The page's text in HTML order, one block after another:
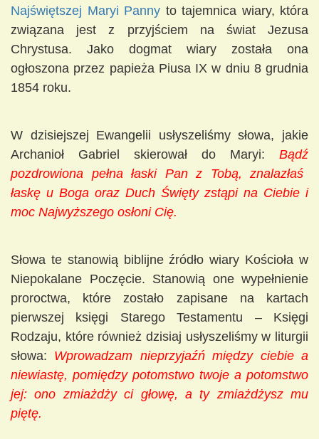
Najświętszej Maryi Panny to tajemnica wiary, która
związana jest z przyjściem na świat Jezusa
Chrystusa. Jako dogmat wiary została ona
ogłoszona przez papieża Piusa IX w dniu 8 grudnia
1854 roku.
W dzisiejszej Ewangelii usłyszeliśmy słowa, jakie
Archanioł Gabriel skierował do Maryi: Bądź
pozdrowiona pełna łaski Pan z Tobą, znalazłaś
łaskę u Boga oraz Duch Święty zstąpi na Ciebie i
moc Najwyższego osłoni Cię.
Słowa te stanowią biblijne źródło wiary Kościoła w
Niepokalane Poczęcie. Stanowią one wypełnienie
proroctwa, które zostało zapisane na kartach
pierwszej księgi Starego Testamentu – Księgi
Rodzaju, które również dzisiaj usłyszeliśmy w liturgii
słowa: Wprowadzam nieprzyjaźń między ciebie a
niewiastę, pomiędzy potomstwo twoje a potomstwo
jej: ono zmiażdży ci głowę, a ty zmiażdżysz mu
piętę.